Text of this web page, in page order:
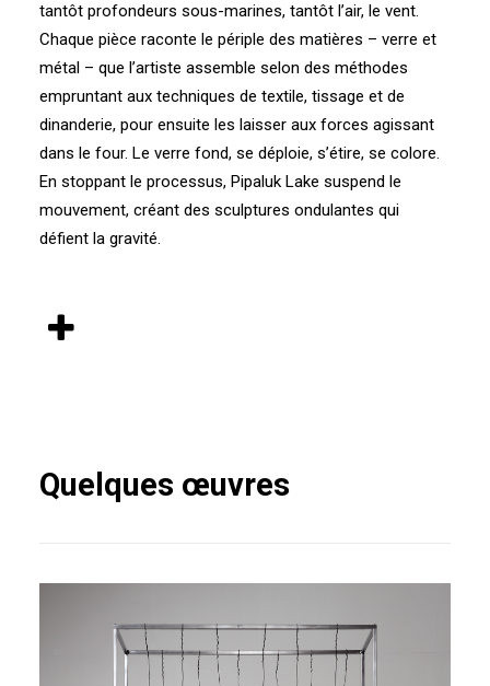
tantôt profondeurs sous-marines, tantôt l’air, le vent.
Chaque pièce raconte le périple des matières – verre et
métal – que l’artiste assemble selon des méthodes
empruntant aux techniques de textile, tissage et de
dinanderie, pour ensuite les laisser aux forces agissant
dans le four. Le verre fond, se déploie, s’étire, se colore.
En stoppant le processus, Pipaluk Lake suspend le
mouvement, créant des sculptures ondulantes qui
défient la gravité.
Quelques œuvres